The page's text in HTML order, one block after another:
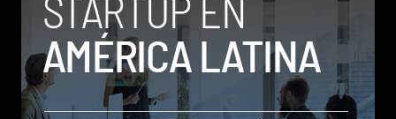
El Galaxy S8 llegaría con Exynos 8895, GPU Mali-G71
y pantalla 4K
by Sergio Ramos